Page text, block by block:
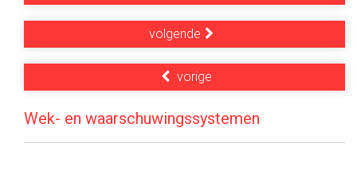
volgende
vorige
Wek- en waarschuwingssystemen